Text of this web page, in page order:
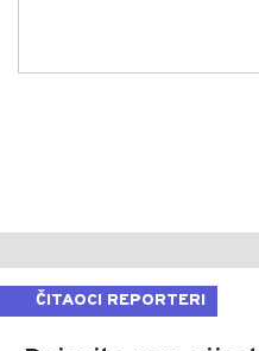
ČITAOCI REPORTERI